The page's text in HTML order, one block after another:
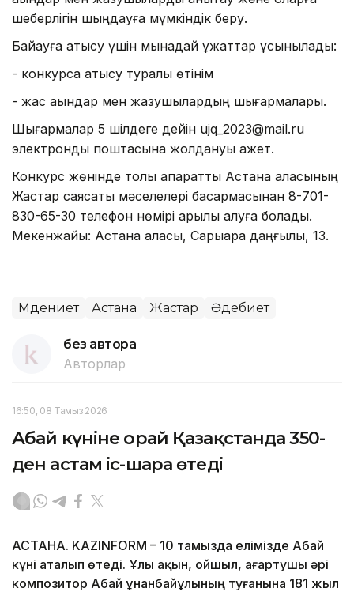
шеберлігін шыңдауға мүмкіндік беру.
Байқауға қатысу үшін мынадай құжаттар ұсынылады:
- конкурсқа қатысу туралы өтінім
- жас ақындар мен жазушылардың шығармалары.
Шығармалар 5 шілдеге дейін ujq_2023@mail.ru
электронды поштасына жолдануы қажет.
Конкурс жөнінде толық ақпаратты Астана қаласының
Жастар саясаты мәселелері басқармасынан 8-701-
830-65-30 телефон нөмірі арқылы алуға болады.
Мекенжайы: Астана қаласы, Сарыарқа даңғылы, 13.
Мәдениет Астана Жастар Әдебиет
без автора
Авторлар
16:50, 08 Тамыз 2026
Абай күніне орай Қазақстанда 350-
ден астам іс-шара өтеді
АСТАНА. KAZINFORM – 10 тамызда елімізде Абай
күні аталып өтеді. Ұлы ақын, ойшыл, ағартушы әрі
композитор Абай Құнанбайұлының туғанына 181 жыл